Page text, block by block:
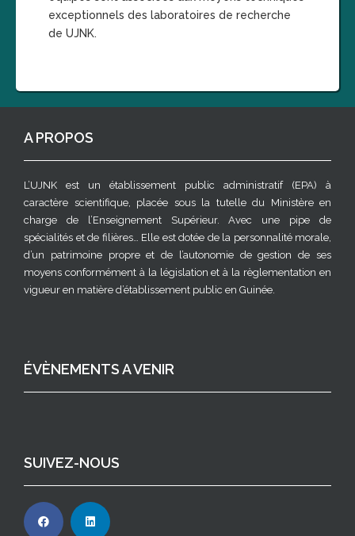
exceptionnels des laboratoires de recherche
de UJNK.
A PROPOS
L’UJNK est un établissement public administratif (EPA) à
caractère scientifique, placée sous la tutelle du Ministère en
charge de l’Enseignement Supérieur. Avec une pipe de
spécialités et de filières… Elle est dotée de la personnalité morale,
d’un patrimoine propre et de l’autonomie de gestion de ses
moyens conformément à la législation et à la règlementation en
vigueur en matière d’établissement public en Guinée.
ÉVÈNEMENTS A VENIR
SUIVEZ-NOUS